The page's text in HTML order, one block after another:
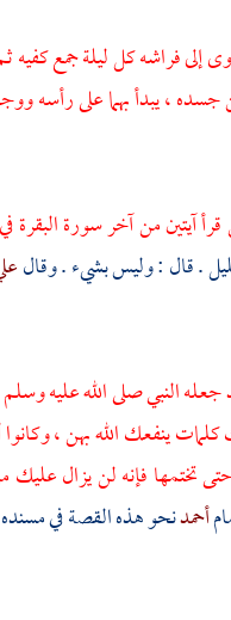
إلى فراشه كل ليلة جمع كفيه
، يبدأ بهما على رأسه
آيتين من آخر سورة البقرة
. قال : وليس بشيء . وقال
النبي صلى الله عليه وسلم
كلمات ينفعك الله بهن ،
تختمها فإنه لن يزال
أحمدنحو هذه القصة في